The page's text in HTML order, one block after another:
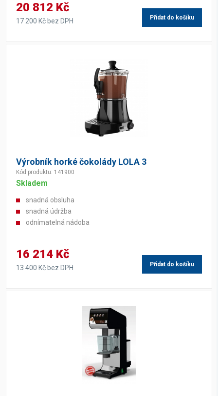
20 812 Kč
17 200 Kč bez DPH Přidat do košíku
Výrobník horké čokolády LOLA 3
Kód produktu: 141900
Skladem
snadná obsluha
snadná údržba
odnímatelná nádoba
16 214 Kč
13 400 Kč bez DPH Přidat do košíku